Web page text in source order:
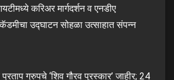
करिअर मार्गदर्शन व एनडीए
उद्घाटन सोहळा उत्साहात संपन्न
प्रताप ग्रुपचे ‘शिव गौरव पुरस्कार’ जाहीर; 24